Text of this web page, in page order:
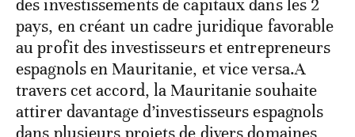
des investissements de capitaux dans les 2
pays, en créant un cadre juridique favorable
au profit des investisseurs et entrepreneurs
espagnols en Mauritanie, et vice versa.A
travers cet accord, la Mauritanie souhaite
attirer davantage d’investisseurs espagnols